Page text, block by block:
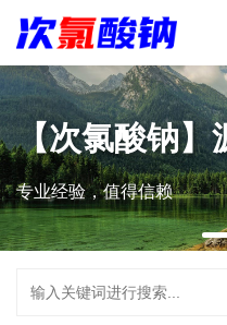
【次氯酸钠】
专业经验，值得信赖